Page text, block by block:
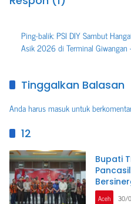
Ping-balik: PSI DIY Sambut
Asik 2026 di Terminal Giwangan
Tinggalkan Balasan
Anda harusmasukuntuk
12
Bupati
Aceh 30/